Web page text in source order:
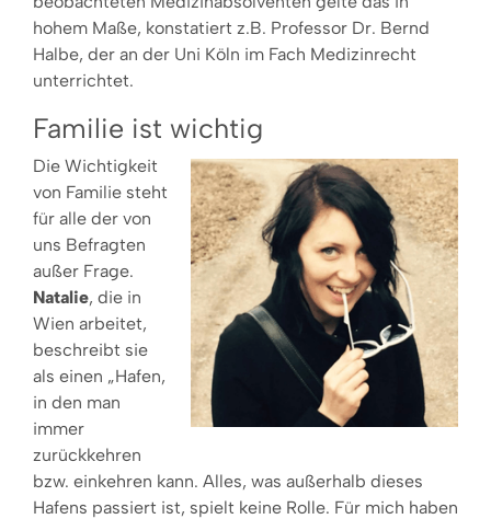
hohem Maße, konstatiert z.B. Professor Dr. Bernd
Halbe, der an der Uni Köln im Fach Medizinrecht
unterrichtet.
Familie ist wichtig
Die Wichtigkeit
von Familie steht
für alle der von
uns Befragten
außer Frage.
Natalie, die in
Wien arbeitet,
beschreibt sie
als einen „Hafen,
in den man
immer
zurückkehren
bzw. einkehren kann. Alles, was außerhalb dieses
Hafens passiert ist, spielt keine Rolle. Für mich haben